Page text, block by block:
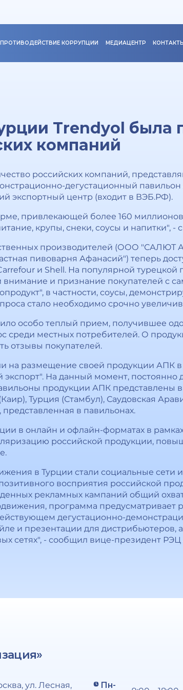
ПРОТИВОДЕЙСТВИЕ КОРРУПЦИИ МЕДИАЦЕНТР
Trendyol была
компаний
российских компаний,
дегустационный
экспортный центр (входит в ВЭБ.РФ).
привлекающей более 160
крупы, снеки, соусы и напитки", -
производителей (ООО
пивоварня Афанасий") теперь
и Shell. На популярной
и признание покупателей с
в частности, соусы,
стало необходимо срочно
особо теплый прием, получившее
среди местных потребителей. О
отзывы покупателей.
на размещение своей продукции АПК в
На данный момент, постоянно
продукции АПК представлены
Турция (Стамбул), Саудовская
в павильонах.
в онлайн и офлайн-форматах в
российской продукции,
в Турции стали социальные сети и
восприятия российской
рекламных кампаний общий охват
программа предусматривает
дегустационно-
и презентации для дистрибьютеров,
сетях", - сообщил вице-президент
ул. Лесная, Пн-